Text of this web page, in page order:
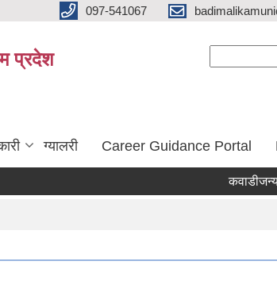
097-541067
प्रदेश
ग्यालरी Career Guidance Portal
कवाडीजन्य